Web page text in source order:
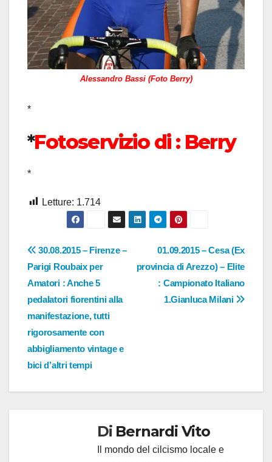
Alessandro Bassi (Foto Berry)
*
*Fotoservizio di : Berry
*
Letture: 1.714
Navigazione
articoli
01.09.2015 – Cesa (Ex
provincia di Arezzo) – Elite
: Campionato Italiano
1.Gianluca Milani
30.08.2015 – Firenze –
Parigi Roubaix per
Amatori : Anche 5
pedalatori fiorentini alla
manifestazione, tutti
rigorosamente con
abbigliamento vintage e
bici d’altri tempi
Di Bernardi Vito
Il mondo del cilcismo locale e